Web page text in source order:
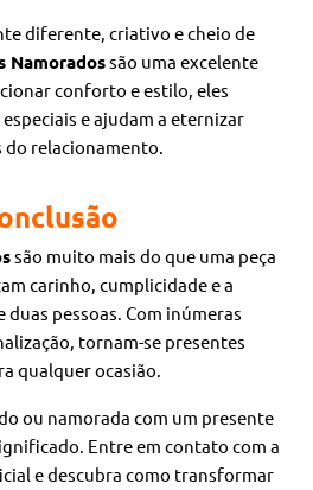
diferente, criativo e cheio de
Namoradossão uma excelente
conforto e estilo, eles
e ajudam a eternizar
relacionamento.
são muito mais do que uma peça
carinho, cumplicidade e a
pessoas. Com inúmeras
tornam-se presentes
qualquer ocasião.
ou namorada com um presente
Entre em contato com a
e descubra como transformar